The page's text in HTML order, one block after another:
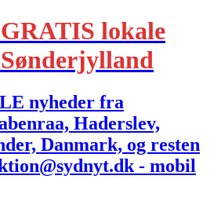
lokale
nyheder fra
Haderslev,
Danmark, og resten
- mobil